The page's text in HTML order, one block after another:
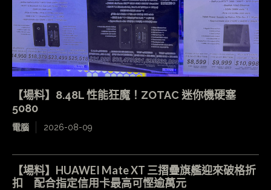
【場料】8.48L 性能狂魔！ZOTAC 迷你機硬塞
5080
電腦 2026-08-09
【場料】HUAWEI Mate XT 三摺疊旗艦迎來破格折
扣 配合指定信用卡最高可慳逾萬元